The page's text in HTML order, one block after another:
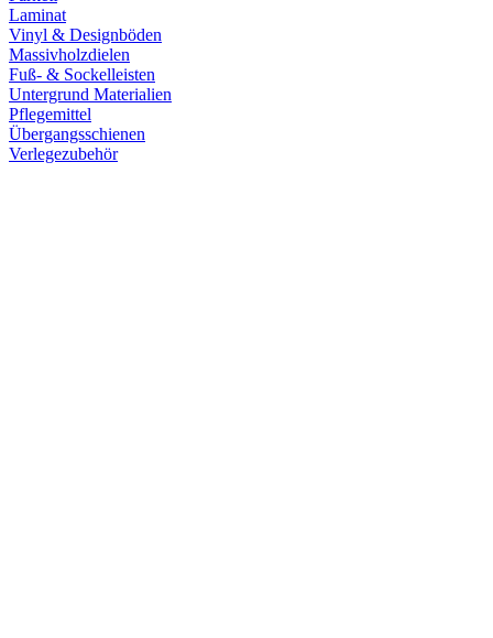
Laminat
Vinyl & Designböden
Massivholzdielen
Fuß- & Sockelleisten
Untergrund Materialien
Pflegemittel
Übergangsschienen
Verlegezubehör